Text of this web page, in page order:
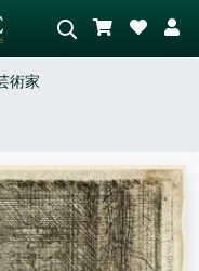
原、赤の多い抽象画、暗い
木のそばの立ち姿のヌー
ド。
術家